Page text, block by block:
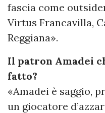
fascia come
Virtus Francavilla,
Reggiana».
Il patron Amadei
fatto?
«Amadei è saggio,
un giocatore